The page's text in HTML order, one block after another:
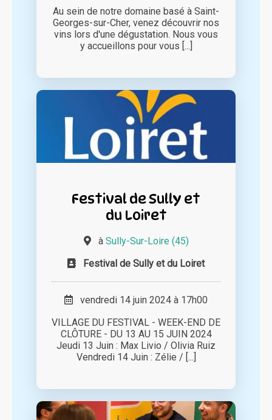
Au sein de notre domaine basé à Saint-
Georges-sur-Cher, venez découvrir nos
vins lors d'une dégustation. Nous vous
y accueillons pour vous [...]
Festival de Sully et
du Loiret
à Sully-Sur-Loire (45)
Festival de Sully et du Loiret
vendredi 14 juin 2024 à 17h00
VILLAGE DU FESTIVAL - WEEK-END DE
CLÔTURE - DU 13 AU 15 JUIN 2024
Jeudi 13 Juin : Max Livio / Olivia Ruiz
Vendredi 14 Juin : Zélie / [...]